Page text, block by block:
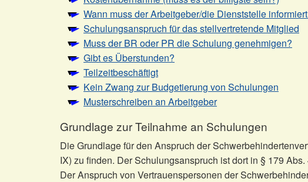
Wann muss der Arbeitgeber/die Dienststelle
Schulungsanspruch für das stellvertretende Mitglied
Muss der BR oder PR die Schulung genehmigen?
Gibt es Überstunden?
Teilzeitbeschäftigt
Kein Zwang zur Budgetierung von Schulungen
Musterschreiben an Arbeitgeber
Grundlage zur Teilnahme an Schulungen
Die Grundlage für den Anspruch der
IX) zu finden. Der Schulungsanspruch ist dort in § 179
Der Anspruch von Vertrauenspersonen der